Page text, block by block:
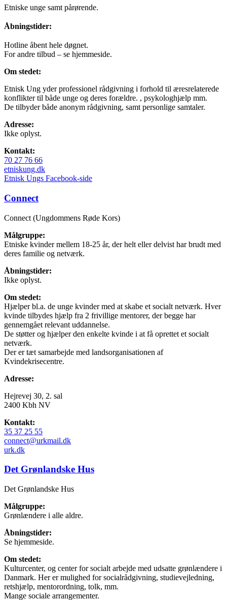
Etniske unge samt pårørende.
Åbningstider:
Hotline åbent hele døgnet.
For andre tilbud – se hjemmeside.
Om stedet:
Etnisk Ung yder professionel rådgivning i forhold til æresrelaterede
konflikter til både unge og deres forældre. , psykologhjælp mm.
De tilbyder både anonym rådgivning, samt personlige samtaler.
Adresse:
Ikke oplyst.
Kontakt:
70 27 76 66
etniskung.dk
Etnisk Ungs Facebook-side
Connect
Connect (Ungdommens Røde Kors)
Målgruppe:
Etniske kvinder mellem 18-25 år, der helt eller delvist har brudt med
deres familie og netværk.
Åbningstider:
Ikke oplyst.
Om stedet:
Hjælper bl.a. de unge kvinder med at skabe et socialt netværk. Hver
kvinde tilbydes hjælp fra 2 frivillige mentorer, der begge har
gennemgået relevant uddannelse.
De støtter og hjælper den enkelte kvinde i at få oprettet et socialt
netværk.
Der er tæt samarbejde med landsorganisationen af
Kvindekrisecentre.
Adresse:
Hejrevej 30, 2. sal
2400 Kbh NV
Kontakt:
35 37 25 55
connect@urkmail.dk
urk.dk
Det Grønlandske Hus
Det Grønlandske Hus
Målgruppe:
Grønlændere i alle aldre.
Åbningstider:
Se hjemmeside.
Om stedet:
Kulturcenter, og center for socialt arbejde med udsatte grønlændere i
Danmark. Her er mulighed for socialrådgivning, studievejledning,
retshjælp, mentorordning, tolk, mm.
Mange sociale arrangementer.